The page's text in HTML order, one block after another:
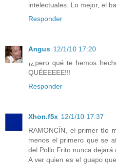
intelectuales. Lo mejor, el
Responder
Angus 12/1/10 17:20
¡¿pero qué te hemos
QUÉEEEEE!!!
Responder
Xhon.f5x 12/1/10 17:37
RAMONCÍN, el primer tío
menos el primero que se
del Pollo Frito nunca dejará
A ver quien es el guapo